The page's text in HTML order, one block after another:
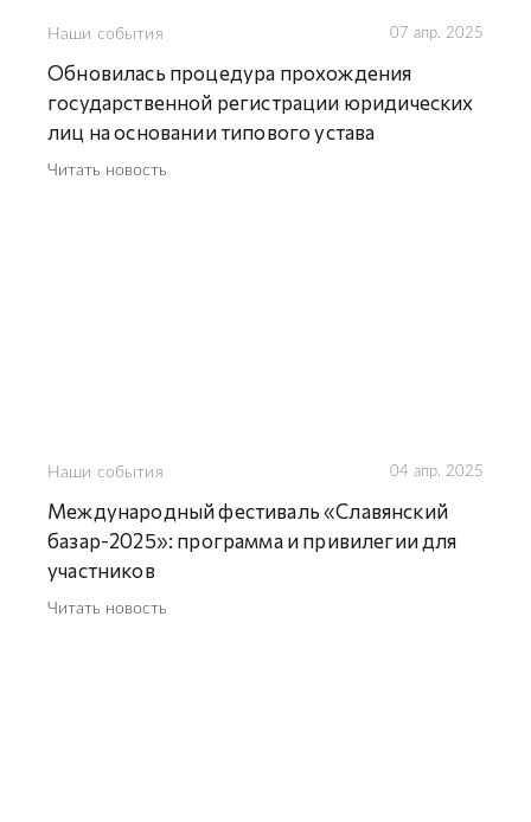
Наши события 07 апр. 2025
Обновилась процедура прохождения
государственной регистрации юридических
лиц на основании типового устава
Читать новость
Наши события 04 апр. 2025
Международный фестиваль «Славянский
базар-2025»: программа и привилегии для
участников
Читать новость